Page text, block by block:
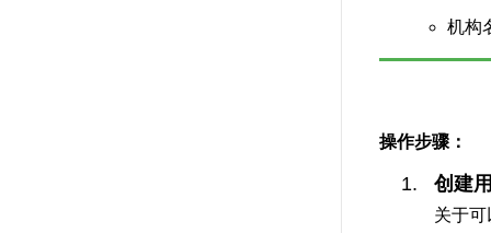
机构
操作步骤：
创建
关于